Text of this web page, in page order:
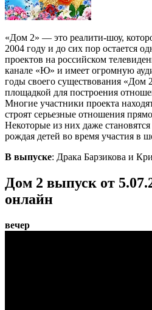
«Дом 2» — это реалити-шоу,
2004 году и до сих пор остается
проектов на российском
канале «Ю» и имеет огромную
годы своего существования «Дом
площадкой для построения
Многие участники проекта
строят серьезные отношения
Некоторые из них даже
рождая детей во время участия в
В выпуске: Драка Барзикова и
Дом 2 выпуск от
онлайн
вечер